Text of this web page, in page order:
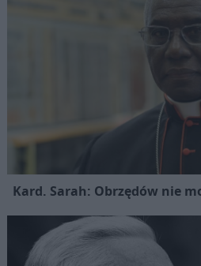
Kard. Sarah: Obrzędów nie